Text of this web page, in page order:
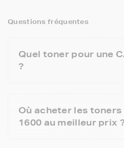
Questions fréquentes
Quel toner pour une
?
Où acheter les toners
1600 au meilleur prix